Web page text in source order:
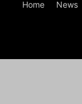
Home News